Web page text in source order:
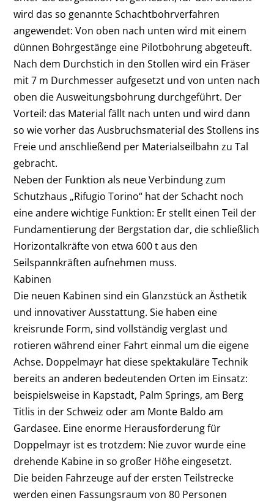
wird das so genannte Schachtbohrverfahren
angewendet: Von oben nach unten wird mit einem
dünnen Bohrgestänge eine Pilotbohrung abgeteuft.
Nach dem Durchstich in den Stollen wird ein Fräser
mit 7 m Durchmesser aufgesetzt und von unten nach
oben die Ausweitungsbohrung durchgeführt. Der
Vorteil: das Material fällt nach unten und wird dann
so wie vorher das Ausbruchsmaterial des Stollens ins
Freie und anschließend per Materialseilbahn zu Tal
gebracht.
Neben der Funktion als neue Verbindung zum
Schutzhaus „Rifugio Torino“ hat der Schacht noch
eine andere wichtige Funktion: Er stellt einen Teil der
Fundamentierung der Bergstation dar, die schließlich
Horizontalkräfte von etwa 600 t aus den
Seilspannkräften aufnehmen muss.
Kabinen
Die neuen Kabinen sind ein Glanzstück an Ästhetik
und innovativer Ausstattung. Sie haben eine
kreisrunde Form, sind vollständig verglast und
rotieren während einer Fahrt einmal um die eigene
Achse. Doppelmayr hat diese spektakuläre Technik
bereits an anderen bedeutenden Orten im Einsatz:
beispielsweise in Kapstadt, Palm Springs, am Berg
Titlis in der Schweiz oder am Monte Baldo am
Gardasee. Eine enorme Herausforderung für
Doppelmayr ist es trotzdem: Nie zuvor wurde eine
drehende Kabine in so großer Höhe eingesetzt.
Die beiden Fahrzeuge auf der ersten Teilstrecke
werden einen Fassungsraum von 80 Personen